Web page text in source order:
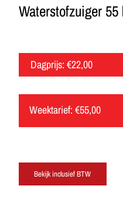
Waterstofzuiger
Dagprijs: €22,00
Weektarief: €55,00